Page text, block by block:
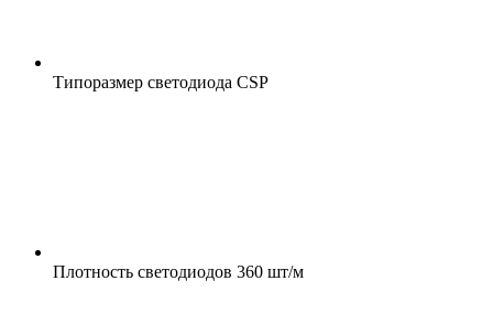
Типоразмер светодиода CSP
Плотность светодиодов 360 шт/м